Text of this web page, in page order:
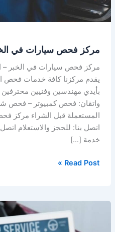
مركز فحص سيارات في
مركز فحص سيارات في الخبر –
يقدم مركزنا كافة خدمات فحص
بأيدي مهندسين وفنيين محترفين
واتقان: فحص كمبيوتر – فحص
المستعملة قبل الشراء مركز
خدمة […]
Read Post »